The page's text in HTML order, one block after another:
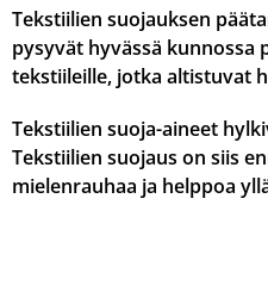
Tekstiilien suojauksen
pysyvät hyvässä kunnossa
tekstiileille, jotka altistuvat
Tekstiilien suoja-aineet
Tekstiilien suojaus on siis
mielenrauhaa ja helppoa